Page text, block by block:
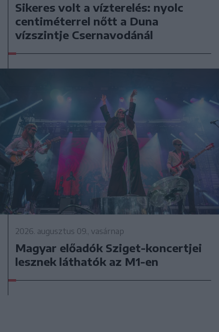
Sikeres volt a vízterelés: nyolc
centiméterrel nőtt a Duna
vízszintje Csernavodánál
2026. augusztus 09., vasárnap
Magyar előadók Sziget-koncertjei
lesznek láthatók az M1-en